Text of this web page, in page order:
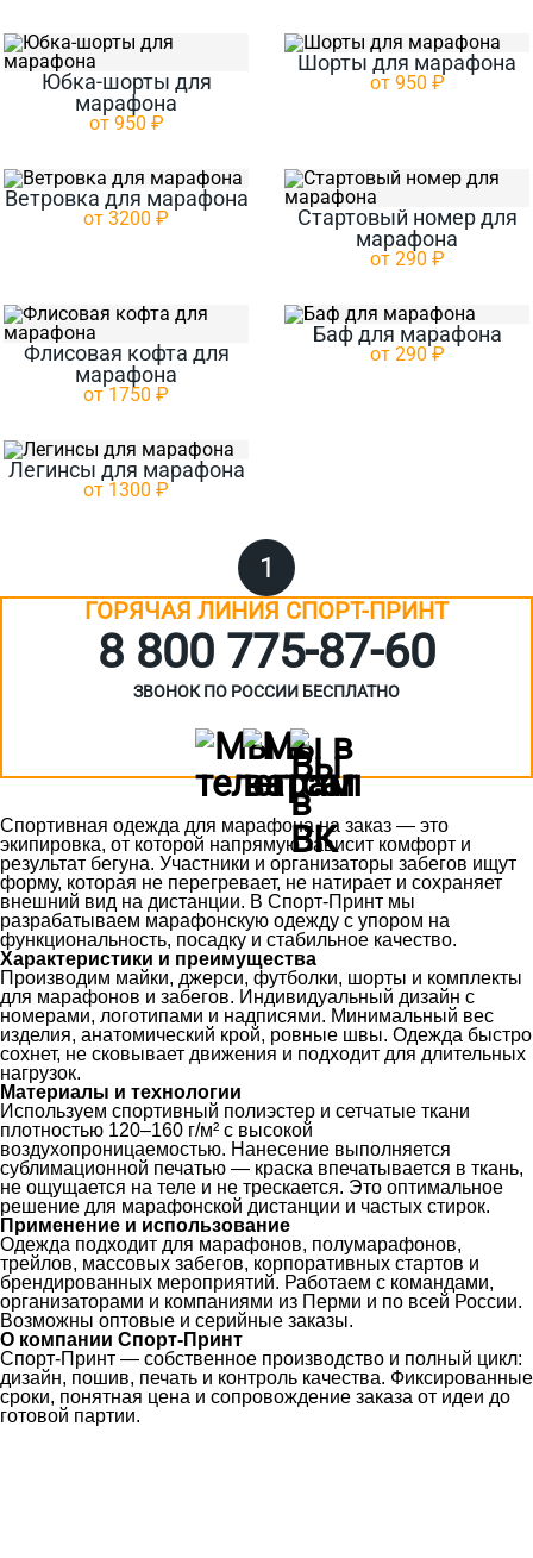
Юбка-шорты для
марафона
от 950 ₽
Шорты для марафона
от 950 ₽
Ветровка для марафона
от 3200 ₽
Стартовый номер для
марафона
от 290 ₽
Флисовая кофта для
марафона
от 1750 ₽
Баф для марафона
от 290 ₽
Легинсы для марафона
от 1300 ₽
1
ГОРЯЧАЯ ЛИНИЯ СПОРТ-ПРИНТ
8 800 775‑87-60
ЗВОНОК ПО РОССИИ БЕСПЛАТНО
Спортивная одежда для марафона на заказ — это
экипировка, от которой напрямую зависит комфорт и
результат бегуна. Участники и организаторы забегов ищут
форму, которая не перегревает, не натирает и сохраняет
внешний вид на дистанции. В Спорт-Принт мы
разрабатываем марафонскую одежду с упором на
функциональность, посадку и стабильное качество.
Характеристики и преимущества
Производим майки, джерси, футболки, шорты и комплекты
для марафонов и забегов. Индивидуальный дизайн с
номерами, логотипами и надписями. Минимальный вес
изделия, анатомический крой, ровные швы. Одежда быстро
сохнет, не сковывает движения и подходит для длительных
нагрузок.
Материалы и технологии
Используем спортивный полиэстер и сетчатые ткани
плотностью 120–160 г/м² с высокой
воздухопроницаемостью. Нанесение выполняется
сублимационной печатью — краска впечатывается в ткань,
не ощущается на теле и не трескается. Это оптимальное
решение для марафонской дистанции и частых стирок.
Применение и использование
Одежда подходит для марафонов, полумарафонов,
трейлов, массовых забегов, корпоративных стартов и
брендированных мероприятий. Работаем с командами,
организаторами и компаниями из Перми и по всей России.
Возможны оптовые и серийные заказы.
О компании Спорт-Принт
Спорт-Принт — собственное производство и полный цикл:
дизайн, пошив, печать и контроль качества. Фиксированные
сроки, понятная цена и сопровождение заказа от идеи до
готовой партии.